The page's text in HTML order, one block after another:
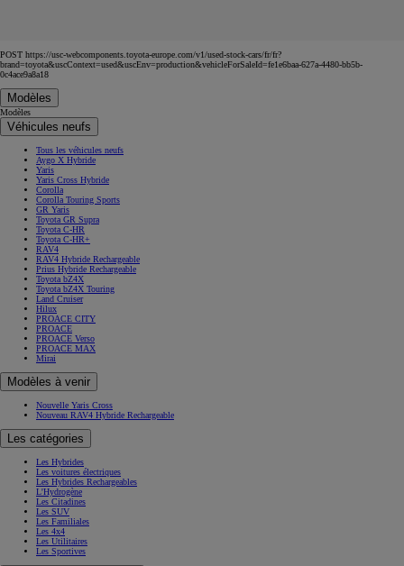
POST https://usc-webcomponents.toyota-europe.com/v1/used-stock-cars/fr/fr?
brand=toyota&uscContext=used&uscEnv=production&vehicleForSaleId=fe1e6baa-627a-4480-bb5b-
0c4ace9a8a18
Modèles
Modèles
Véhicules neufs
Tous les véhicules neufs
Aygo X Hybride
Yaris
Yaris Cross Hybride
Corolla
Corolla Touring Sports
GR Yaris
Toyota GR Supra
Toyota C-HR
Toyota C-HR+
RAV4
RAV4 Hybride Rechargeable
Prius Hybride Rechargeable
Toyota bZ4X
Toyota bZ4X Touring
Land Cruiser
Hilux
PROACE CITY
PROACE
PROACE Verso
PROACE MAX
Mirai
Modèles à venir
Nouvelle Yaris Cross
Nouveau RAV4 Hybride Rechargeable
Les catégories
Les Hybrides
Les voitures électriques
Les Hybrides Rechargeables
L'Hydrogène
Les Citadines
Les SUV
Les Familiales
Les 4x4
Les Utilitaires
Les Sportives